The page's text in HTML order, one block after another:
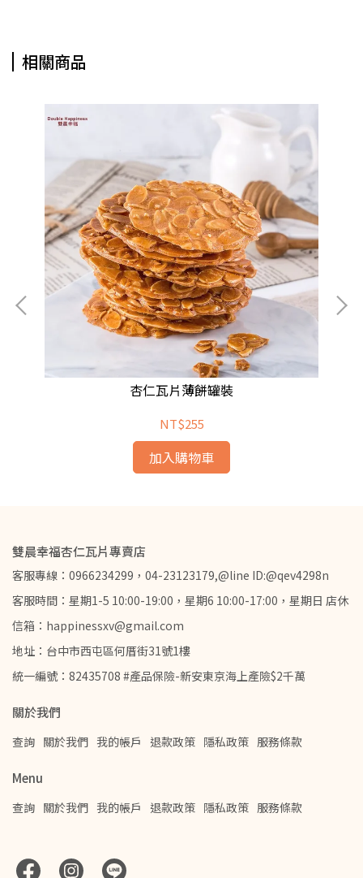
相關商品
杏仁瓦片薄餅罐裝
NT$255
加入購物車
雙晨幸福杏仁瓦片專賣店
客服專線：0966234299，04-23123179,@line ID:@qev4298n
客服時間：星期1-5 10:00-19:00，星期6 10:00-17:00，星期日 店休
信箱：happinessxv@gmail.com
地址：台中市西屯區何厝街31號1樓
統一編號：82435708 #產品保險-新安東京海上產險$2千萬
關於我們
查詢 關於我們 我的帳戶 退款政策 隱私政策 服務條款
Menu
查詢 關於我們 我的帳戶 退款政策 隱私政策 服務條款